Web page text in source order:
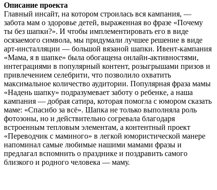
Описание проекта
Главный инсайт, на котором строилась вся кампания, —
забота мам о здоровье детей, выраженная во фразе «Почему
ты без шапки?». И чтобы имплементировать его в виде
осязаемого символа, мы придумали лучшее решение в виде
арт-инсталляции — большой вязаной шапки. Ивент-кампания
«Мама, я в шапке» была обогащена онлайн-активностями,
интеграциями в популярный контент, розыгрышами призов и
привлечением селебрити, что позволило охватить
максимальное количество аудитории. Популярная фраза мамы
«Надень шапку» подразумевает заботу о ребенке, а наша
кампания — добрая сатира, которая помогла с юмором сказать
маме: «Спасибо за всё». Шапка не только выполняла роль
фотозоны, но и действительно согревала благодаря
встроенным тепловым элементам, а контентный проект
«Переводчик с маминого» в легкой юмористической манере
напоминал самые любимые нашими мамами фразы и
предлагал вспомнить о празднике и поздравить самого
близкого и родного человека — маму.